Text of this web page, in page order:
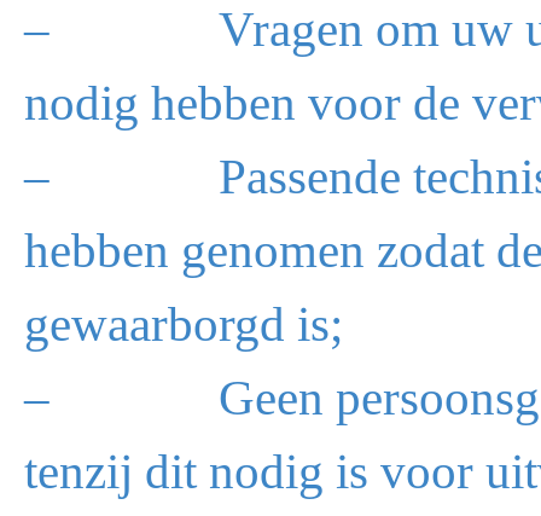
– Vragen om uw
nodig hebben voor de
– Passende
hebben genomen zodat
gewaarborgd is;
– Geen
tenzij dit nodig is voor